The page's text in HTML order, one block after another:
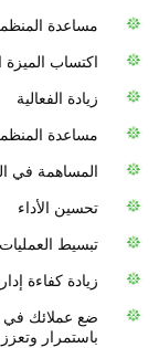
مساعدة
اكتساب الميزة
زيادة الفعالية
مساعدة
المساهمة في
تحسين الأداء
تبسيط العمليات
زيادة كفاءة
ضع عملائك في
باستمرار